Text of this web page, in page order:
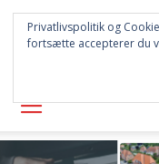
Privatlivspolitik og
fortsætte accepterer du